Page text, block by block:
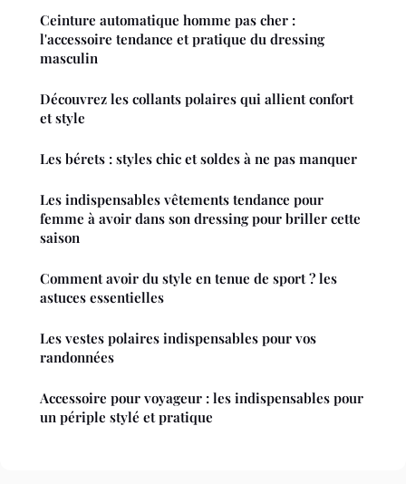
Ceinture automatique homme pas cher :
l'accessoire tendance et pratique du dressing
masculin
Découvrez les collants polaires qui allient confort
et style
Les bérets : styles chic et soldes à ne pas manquer
Les indispensables vêtements tendance pour
femme à avoir dans son dressing pour briller cette
saison
Comment avoir du style en tenue de sport ? les
astuces essentielles
Les vestes polaires indispensables pour vos
randonnées
Accessoire pour voyageur : les indispensables pour
un périple stylé et pratique